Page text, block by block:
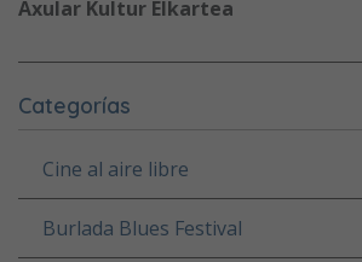
Axular Kultur Elkartea
Categorías
Cine al aire libre
Burlada Blues Festival